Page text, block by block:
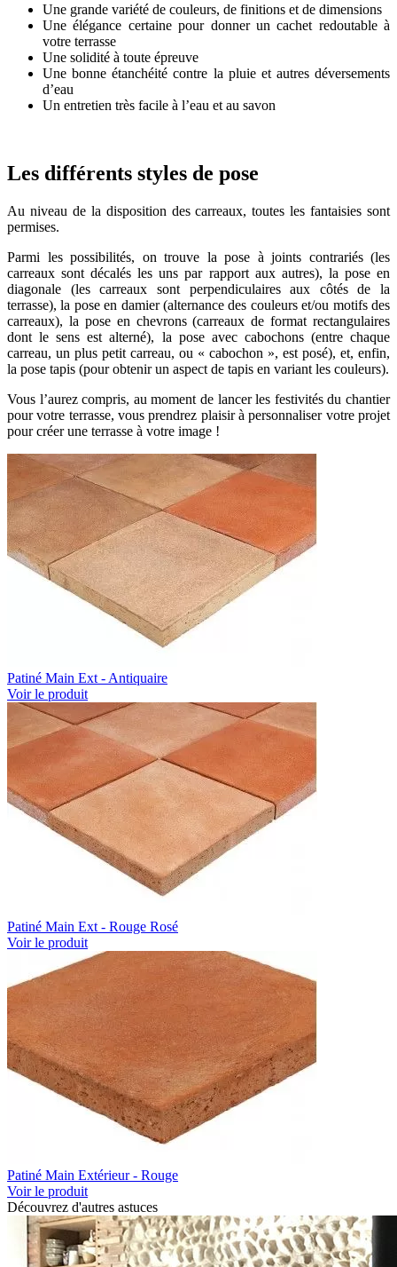
Une grande variété de couleurs, de finitions et de dimensions
Une élégance certaine pour donner un cachet redoutable à
votre terrasse
Une solidité à toute épreuve
Une bonne étanchéité contre la pluie et autres déversements
d’eau
Un entretien très facile à l’eau et au savon
Les différents styles de pose
Au niveau de la disposition des carreaux, toutes les fantaisies sont
permises.
Parmi les possibilités, on trouve la pose à joints contrariés (les
carreaux sont décalés les uns par rapport aux autres), la pose en
diagonale (les carreaux sont perpendiculaires aux côtés de la
terrasse), la pose en damier (alternance des couleurs et/ou motifs des
carreaux), la pose en chevrons (carreaux de format rectangulaires
dont le sens est alterné), la pose avec cabochons (entre chaque
carreau, un plus petit carreau, ou « cabochon », est posé), et, enfin,
la pose tapis (pour obtenir un aspect de tapis en variant les couleurs).
Vous l’aurez compris, au moment de lancer les festivités du chantier
pour votre terrasse, vous prendrez plaisir à personnaliser votre projet
pour créer une terrasse à votre image !
Patiné Main Ext - Antiquaire
Voir le produit
Patiné Main Ext - Rouge Rosé
Voir le produit
Patiné Main Extérieur - Rouge
Voir le produit
Découvrez d'autres astuces